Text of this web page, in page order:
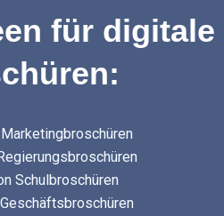
für digitale
Schulbroschüren